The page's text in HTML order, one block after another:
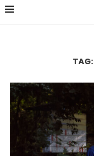
TAG: